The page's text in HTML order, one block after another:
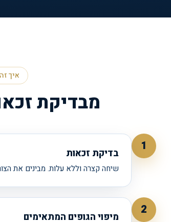
איך
מבדיקת
1
בדיקת זכאות
שיחה קצרה וללא עלות. מבינים את
2
מיפוי הגופים המתאימים